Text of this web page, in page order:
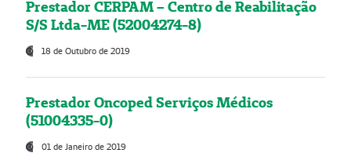
Prestador CERPAM – Centro de Reabilitação
S/S Ltda-ME (52004274-8)
18 de Outubro de 2019
Prestador Oncoped Serviços Médicos
(51004335-0)
01 de Janeiro de 2019